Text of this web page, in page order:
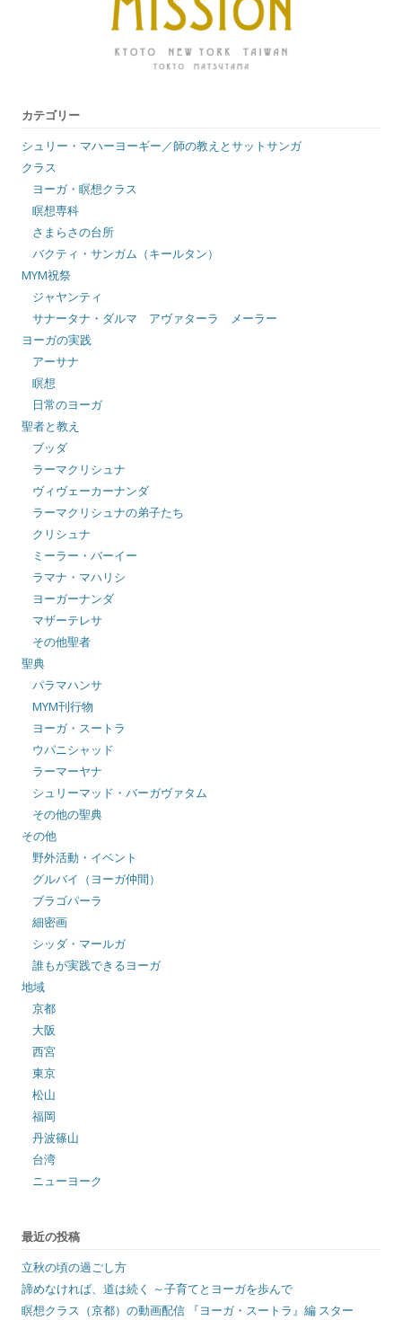
カテゴリー
シュリー・マハーヨーギー／師の教えとサットサンガ
クラス
ヨーガ・瞑想クラス
瞑想専科
さまらさの台所
バクティ・サンガム（キールタン）
MYM祝祭
ジャヤンティ
サナータナ・ダルマ アヴァターラ メーラー
ヨーガの実践
アーサナ
瞑想
日常のヨーガ
聖者と教え
ブッダ
ラーマクリシュナ
ヴィヴェーカーナンダ
ラーマクリシュナの弟子たち
クリシュナ
ミーラー・バーイー
ラマナ・マハリシ
ヨーガーナンダ
マザーテレサ
その他聖者
聖典
パラマハンサ
MYM刊行物
ヨーガ・スートラ
ウパニシャッド
ラーマーヤナ
シュリーマッド・バーガヴァタム
その他の聖典
その他
野外活動・イベント
グルバイ（ヨーガ仲間）
ブラゴパーラ
細密画
シッダ・マールガ
誰もが実践できるヨーガ
地域
京都
大阪
西宮
東京
松山
福岡
丹波篠山
台湾
ニューヨーク
最近の投稿
立秋の頃の過ごし方
諦めなければ、道は続く ～子育てとヨーガを歩んで
瞑想クラス（京都）の動画配信 『ヨーガ・スートラ』編 スター